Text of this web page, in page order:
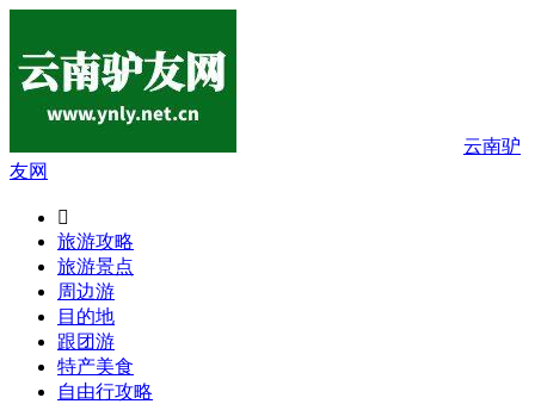
云南驴
友网

旅游攻略
旅游景点
周边游
目的地
跟团游
特产美食
自由行攻略